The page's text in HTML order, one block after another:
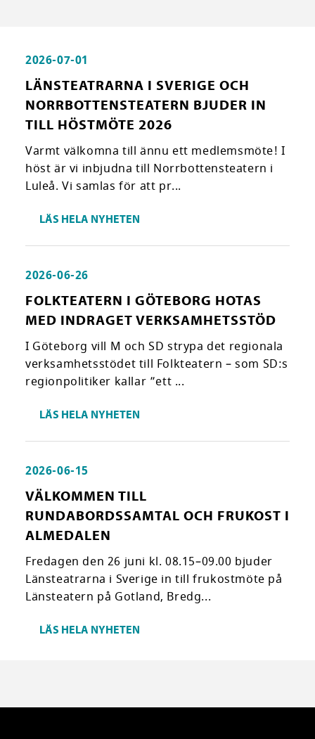
2026-07-01
LÄNSTEATRARNA I SVERIGE OCH
NORRBOTTENSTEATERN BJUDER IN
TILL HÖSTMÖTE 2026
Varmt välkomna till ännu ett medlemsmöte! I
höst är vi inbjudna till Norrbottensteatern i
Luleå. Vi samlas för att pr...
LÄS HELA NYHETEN
2026-06-26
FOLKTEATERN I GÖTEBORG HOTAS
MED INDRAGET VERKSAMHETSSTÖD
I Göteborg vill M och SD strypa det regionala
verksamhetsstödet till Folkteatern – som SD:s
regionpolitiker kallar ”ett ...
LÄS HELA NYHETEN
2026-06-15
VÄLKOMMEN TILL
RUNDABORDSSAMTAL OCH FRUKOST I
ALMEDALEN
Fredagen den 26 juni kl. 08.15–09.00 bjuder
Länsteatrarna i Sverige in till frukostmöte på
Länsteatern på Gotland, Bredg...
LÄS HELA NYHETEN